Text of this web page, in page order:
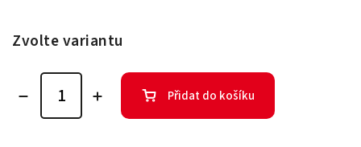
Zvolte variantu
Přidat do košíku